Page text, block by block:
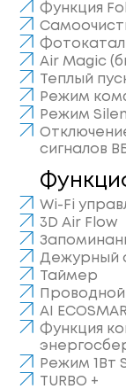
Air Magic
Теплый
Режим
Режим
сигналов
Wi-Fi
3D Air Flow
Дежурный
Таймер
Проводной
AI
Функция
Режим 1Вт
TURBO +